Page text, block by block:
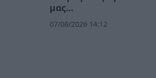
μας…
07/08/2026 14:12